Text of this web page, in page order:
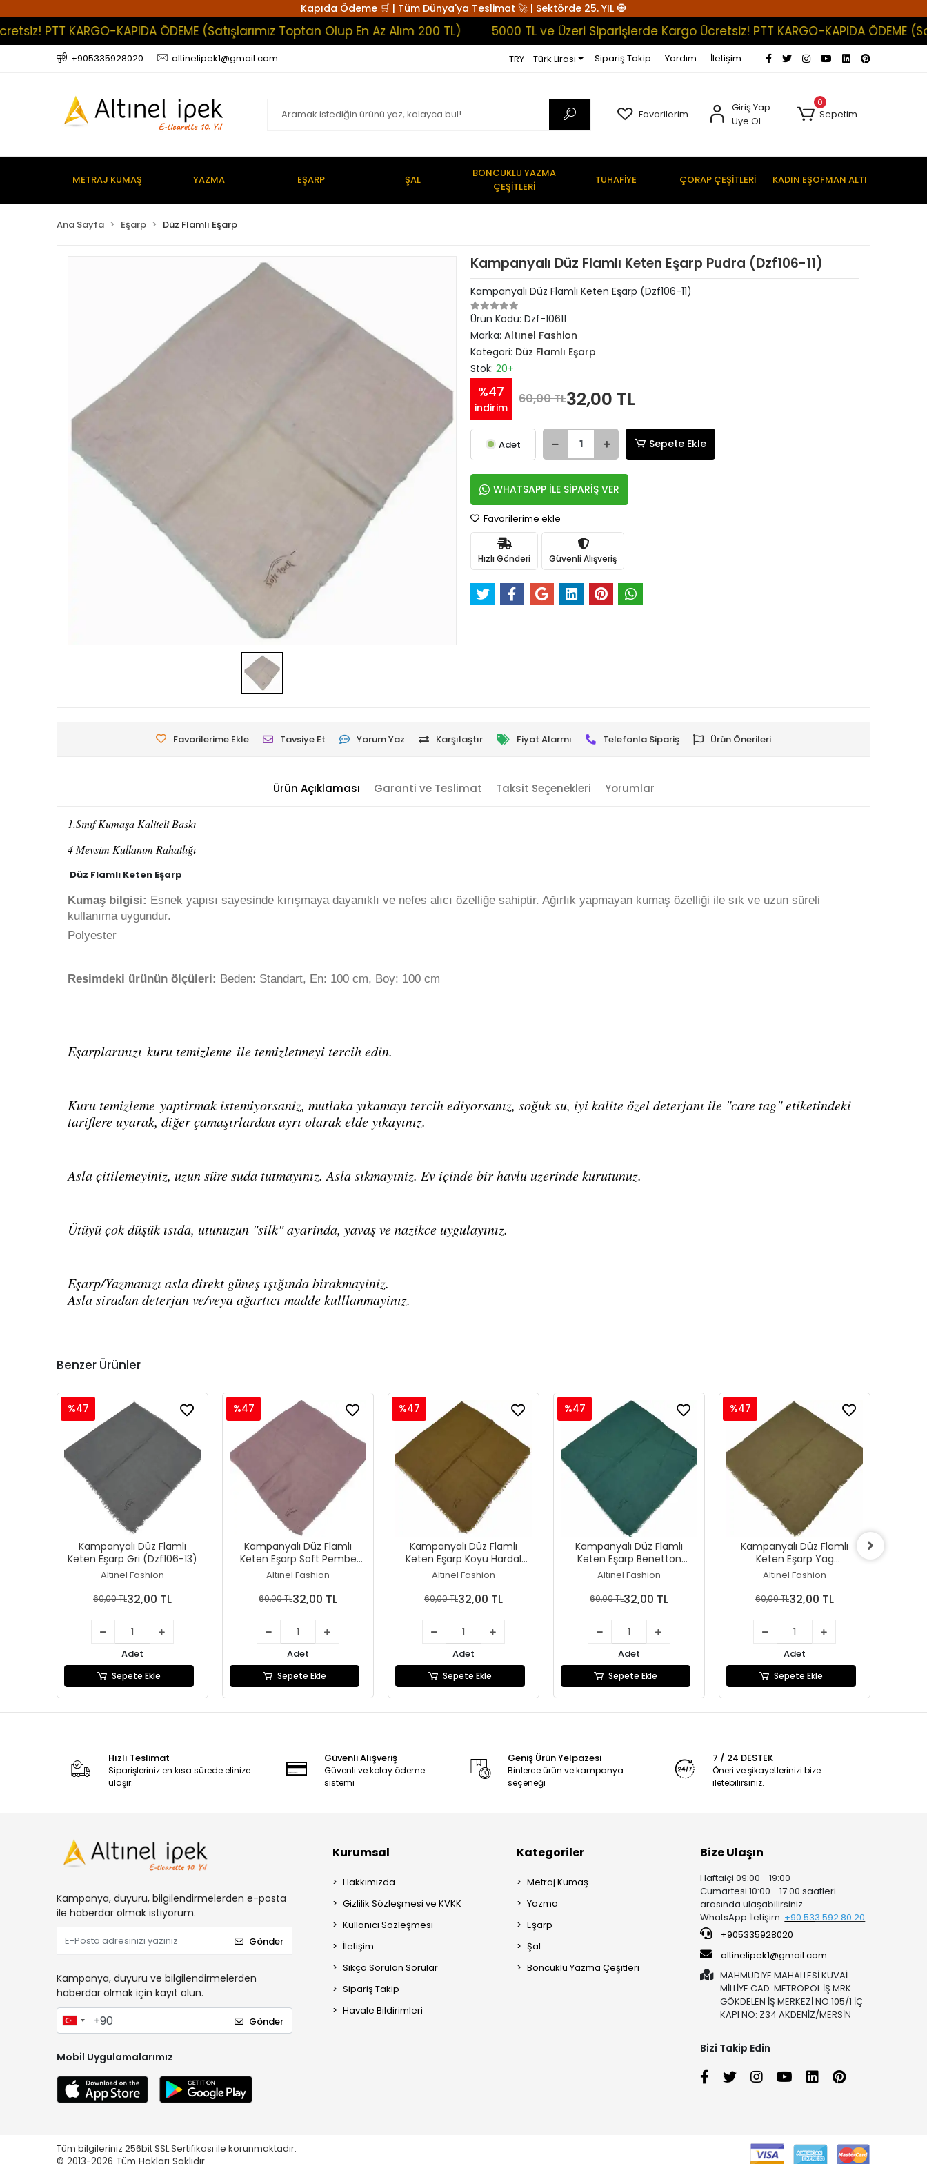
Kapıda Ödeme 🛒 | Tüm Dünya'ya Teslimat 🚀 | Sektörde 25. YIL 🧿
KARGO-KAPIDA ÖDEME (Satışlarımız Toptan Olup En Az Alım 200 TL) 5000 TL ve Üzeri Siparişlerde Kargo Ücretsiz! PTT KARGO-KAPIDA ÖDEME
+905335928020 altinelipek1@gmail.com TRY - Türk Lirası Sipariş Takip Yardım İletişim
Favorilerim
Giriş Yap
Üye Ol
0
Sepetim
METRAJ KUMAŞ YAZMA EŞARP ŞAL
BONCUKLU YAZMA
ÇEŞİTLERİ
TUHAFİYE ÇORAP ÇEŞİTLERİ KADIN EŞOFMAN ALTI
Ana Sayfa Eşarp Düz Flamlı Eşarp
Kampanyalı Düz Flamlı Keten Eşarp Pudra (Dzf106-11)
Kampanyalı Düz Flamlı Keten Eşarp (Dzf106-11)
Ürün Kodu: Dzf-10611
Marka: Altınel Fashion
Kategori: Düz Flamlı Eşarp
Stok: 20+
%47
indirim
60,00 TL32,00 TL
Adet Sepete Ekle
WHATSAPP İLE SİPARİŞ VER
Favorilerime ekle
Hızlı Gönderi Güvenli Alışveriş
Favorilerime Ekle Tavsiye Et Yorum Yaz Karşılaştır Fiyat Alarmı Telefonla Sipariş Ürün Önerileri
Ürün Açıklaması Garanti ve Teslimat Taksit Seçenekleri Yorumlar
1.Sınıf Kumaşa Kaliteli Baskı
4 Mevsim Kullanım Rahatlığı
Düz Flamlı Keten Eşarp
Kumaş bilgisi: Esnek yapısı sayesinde kırışmaya dayanıklı ve nefes alıcı özelliğe sahiptir. Ağırlık yapmayan kumaş özelliği ile sık ve uzun süreli
kullanıma uygundur.
Polyester
Resimdeki ürünün ölçüleri: Beden: Standart, En: 100 cm, Boy: 100 cm
Eşarplarınızı kuru temizleme ile temizletmeyi tercih edin.
Kuru temizleme yaptirmak istemiyorsaniz, mutlaka yıkamayı tercih ediyorsanız, soğuk su, iyi kalite özel deterjanı ile "care tag" etiketindeki
tariflere uyarak, diğer çamaşırlardan ayrı olarak elde yıkayınız.
Asla çitilemeyiniz, uzun süre suda tutmayınız. Asla sıkmayıniz. Ev içinde bir havlu uzerinde kurutunuz.
Ütüyü çok düşük ısıda, utunuzun "silk" ayarinda, yavaş ve nazikce uygulayınız.
Eşarp/Yazmanızı asla direkt güneş ışığında birakmayiniz.
Asla siradan deterjan ve/veya ağartıcı madde kulllanmayinız.
Benzer Ürünler
Kampanyalı Düz Flamlı
Keten Eşarp Gri (Dzf106-13)
Altınel Fashion
%47
60,00 TL32,00 TL
Adet
Sepete Ekle
Kampanyalı Düz Flamlı
Keten Eşarp Soft Pembe
(Dzf106-12)
Altınel Fashion
%47
60,00 TL32,00 TL
Adet
Sepete Ekle
Kampanyalı Düz Flamlı
Keten Eşarp Koyu Hardal
(Dzf106-10)
Altınel Fashion
%47
60,00 TL32,00 TL
Adet
Sepete Ekle
Kampanyalı Düz Flamlı
Keten Eşarp Benetton
(Dzf106-09)
Altınel Fashion
%47
60,00 TL32,00 TL
Adet
Sepete Ekle
Kampanyalı Düz Flamlı
Keten Eşarp Yag
Yeşil(Dzf106-08)
Altınel Fashion
%47
60,00 TL32,00 TL
Adet
Sepete Ekle
Hızlı Teslimat
Siparişleriniz en kısa sürede elinize
ulaşır.
Güvenli Alışveriş
Güvenli ve kolay ödeme
sistemi
Geniş Ürün Yelpazesi
Binlerce ürün ve kampanya
seçeneği
7 / 24 DESTEK
Öneri ve şikayetlerinizi bize
iletebilirsiniz.
Kampanya, duyuru, bilgilendirmelerden e-posta
ile haberdar olmak istiyorum.
Gönder
Kampanya, duyuru ve bilgilendirmelerden
haberdar olmak için kayıt olun.
Gönder
Mobil Uygulamalarımız
Kurumsal
Hakkımızda
Gizlilik Sözleşmesi ve KVKK
Kullanıcı Sözleşmesi
İletişim
Sıkça Sorulan Sorular
Sipariş Takip
Havale Bildirimleri
Kategoriler
Metraj Kumaş
Yazma
Eşarp
Şal
Boncuklu Yazma Çeşitleri
Bize Ulaşın
Haftaiçi 09:00 - 19:00
Cumartesi 10:00 - 17:00 saatleri
arasında ulaşabilirsiniz.
WhatsApp İletişim: +90 533 592 80 20
+905335928020
altinelipek1@gmail.com
MAHMUDİYE MAHALLESİ KUVAİ
MİLLİYE CAD. METROPOL İŞ MRK.
GÖKDELEN İŞ MERKEZİ NO:105/1 İÇ
KAPI NO: Z34 AKDENİZ/MERSİN
Bizi Takip Edin
Tüm bilgileriniz 256bit SSL Sertifikası ile korunmaktadır.